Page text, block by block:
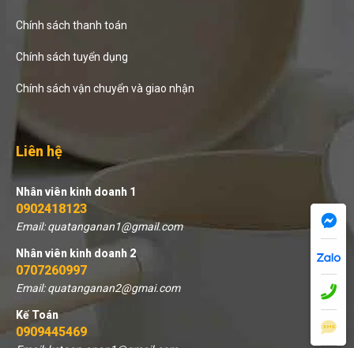
Chính sách thanh toán
Chính sách tuyển dụng
Chính sách vận chuyển và giao nhận
Liên hệ
Nhân viên kinh doanh 1
0902418123
Email: quatanganan1@gmail.com
Nhân viên kinh doanh 2
0707260997
Email: quatanganan2@gmai.com
Kế Toán
0909445469